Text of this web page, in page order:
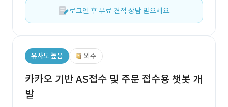
로그인 후 무료 견적 상담 받으세요.
유사도 높음 외주
카카오 기반 AS접수 및 주문 접수용 챗봇 개
발